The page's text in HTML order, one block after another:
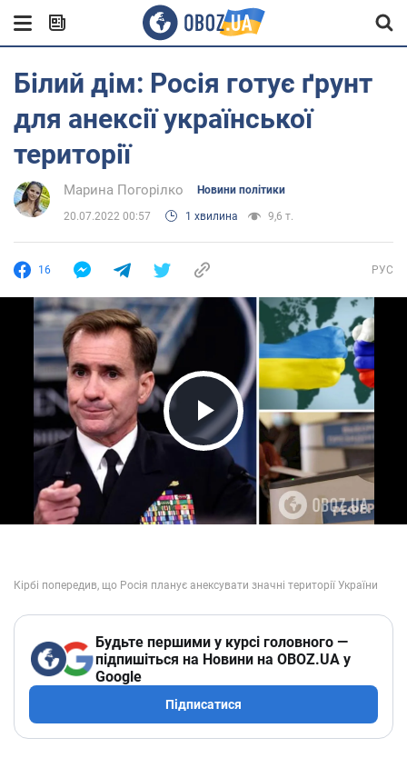
Білий дім: Росія готує ґрунт
для анексії української
території
Марина Погорілко Новини політики
20.07.2022 00:57 1 хвилина 9,6 т.
16 РУС
Play Video
Будьте першими у курсі головного —
підпишіться на Новини на OBOZ.UA у
Google
Підписатися